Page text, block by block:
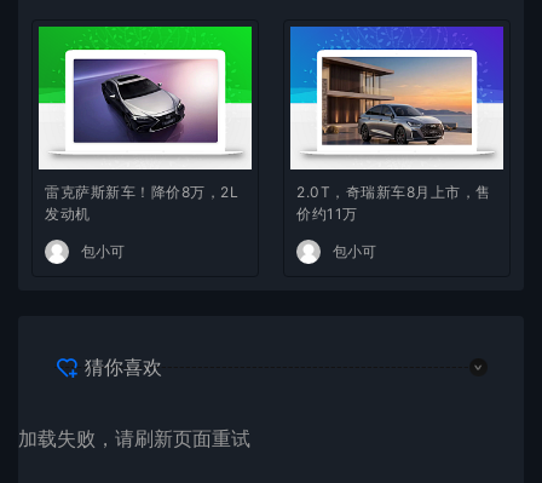
雷克萨斯新车！降价8万，2L
发动机
包小可
2.0T，奇瑞新车8月上市，售
价约11万
包小可
猜你喜欢
加载失败，请刷新页面重试